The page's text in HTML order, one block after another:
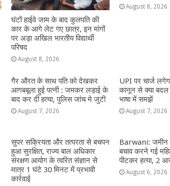
घंटों हाईवे जाम के बाद कुलपति की
कार के आगे लेट गए छात्र, इन मांगों
पर अड़ा अखिल भारतीय विद्यार्थी
परिषद
August 8, 2026
August 8, 2026
गैर औरत के साथ पति को देखकर
आगबबूला हुई पत्नी : जमकर लड़ाई के
बाद कर दी हत्या, पुलिस जांच मे जुटी
August 7, 2026
UPI पर चार्ज
कानून से क्या
भाषा में समझें
August 7, 2026
सुपर सक्रियता और तत्परता से बचपन
हुआ सुरक्षित, राज्य बाल अधिकार
संरक्षण आयोग के त्वरित संज्ञान से
मात्र 1 घंटे 30 मिनट में प्रभावी
कार्रवाई
Barwani: जमीन
बचाव करने गई
पीटकर हत्या, 2
August 6, 2026